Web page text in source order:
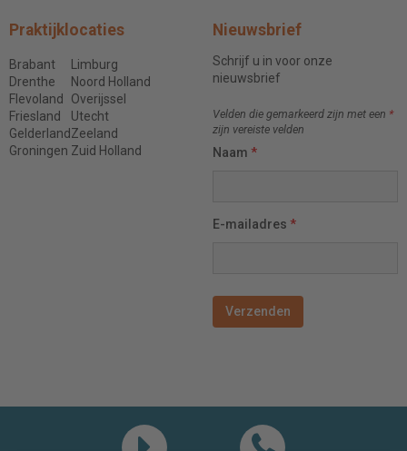
Praktijklocaties
Brabant
Drenthe
Flevoland
Friesland
Gelderland
Groningen
Limburg
Noord Holland
Overijssel
Utecht
Zeeland
Zuid Holland
Nieuwsbrief
Schrijf u in voor onze
nieuwsbrief
Velden die gemarkeerd zijn met een *
zijn vereiste velden
Naam *
E-mailadres *